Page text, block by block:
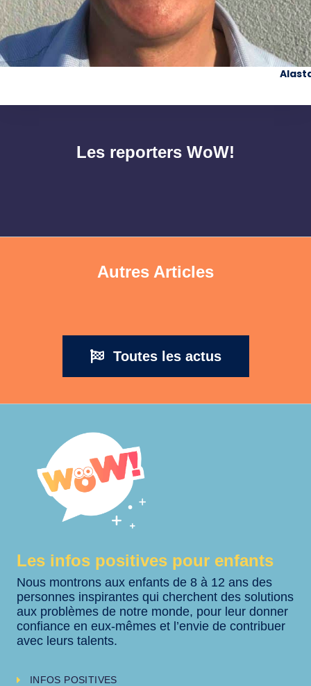
Les reporters WoW!
Autres Articles
Toutes les actus
Les infos positives pour enfants
Nous montrons aux enfants de 8 à 12 ans des
personnes inspirantes qui cherchent des solutions
aux problèmes de notre monde, pour leur donner
confiance en eux-mêmes et l’envie de contribuer
avec leurs talents.
INFOS POSITIVES